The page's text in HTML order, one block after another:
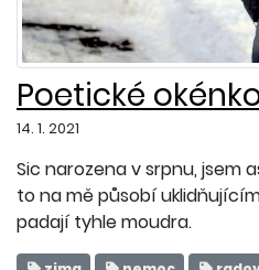
Poetické
14. 1. 2021
Sic narozena v srpnu, jsem
to na mě působí
padají tyhle moudra.